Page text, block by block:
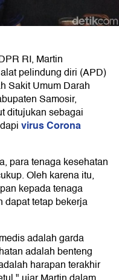
RI, Martin
pelindung diri (APD)
Sakit Umum Darah
Samosir,
ditujukan sebagai
virus Corona
para tenaga kesehatan
Oleh karena itu,
kepada tenaga
dapat tetap bekerja
adalah garda
adalah benteng
harapan terakhir